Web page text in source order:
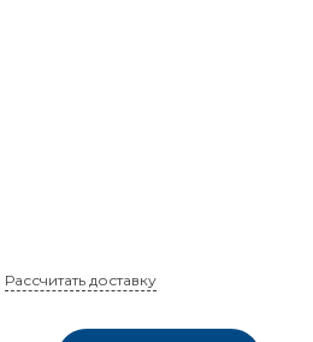
Рассчитать доставку